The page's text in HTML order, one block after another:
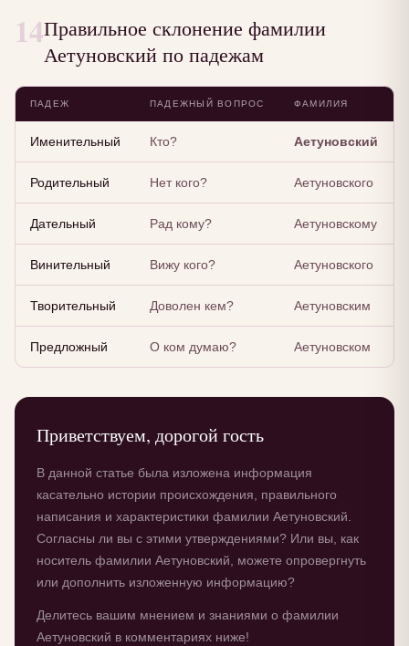
14Правильное склонение фамилии
Аетуновский по падежам
ПАДЕЖ ПАДЕЖНЫЙ ВОПРОС ФАМИЛИЯ
Именительный Кто? Аетуновский
Родительный Нет кого? Аетуновского
Дательный Рад кому? Аетуновскому
Винительный Вижу кого? Аетуновского
Творительный Доволен кем? Аетуновским
Предложный О ком думаю? Аетуновском
Приветствуем, дорогой гость
В данной статье была изложена информация
касательно истории происхождения, правильного
написания и характеристики фамилии Аетуновский.
Согласны ли вы с этими утверждениями? Или вы, как
носитель фамилии Аетуновский, можете опровергнуть
или дополнить изложенную информацию?
Делитесь вашим мнением и знаниями о фамилии
Аетуновский в комментариях ниже!